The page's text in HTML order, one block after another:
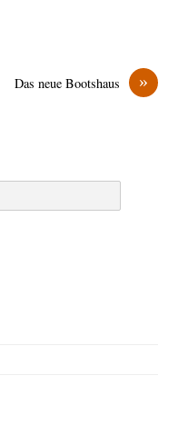
»
Das neue Bootshaus